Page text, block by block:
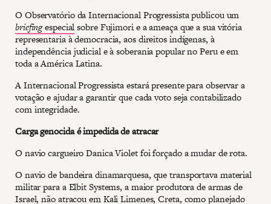
O Observatório da Internacional Progressista publicou um
briefingespecialsobre Fujimori e a ameaça que a sua vitória
representaria à democracia, aos direitos indígenas, à
independência judicial e à soberania popular no Peru e em
toda a América Latina.
A Internacional Progressista estará presente para observar a
votação e ajudar a garantir que cada voto seja contabilizado
com integridade.
Carga genocida é impedida de atracar
O navio cargueiro Danica Violet foi forçado a mudar de rota.
O navio de bandeira dinamarquesa, que transportava material
militar para a Elbit Systems, a maior produtora de armas de
Israel, não atracou em Kali Limenes, Creta, como planejado